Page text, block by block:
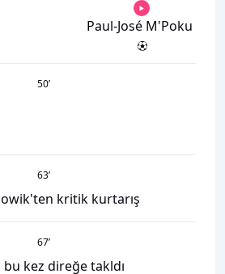
Paul-José M'Poku
50’
63’
kritik kurtarış
67’
bu kez direğe takldı